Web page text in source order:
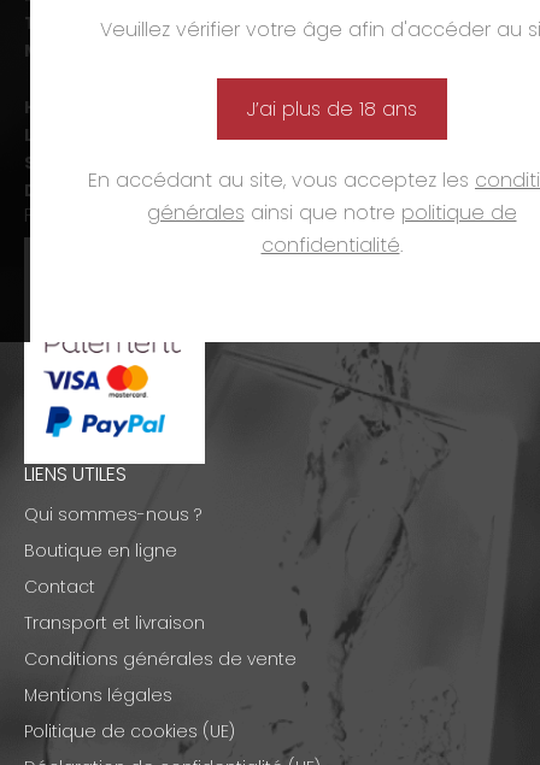
Veuillez vérifier votre âge afin d'accéder au
J’ai plus de 18 ans
En accédant au site, vous acceptez les
générales ainsi que notre politique de
confidentialité.
Tél. :
03 89 46 50 35
Mail :
Horaires d’ouverture :
Lun-ven. :
09h00-12h00 et 14h00-19h00
Sam. :
Dim. et jours fériés :fermé
PAIEMENTS
LIENS UTILES
Qui sommes-nous ?
Boutique en ligne
Contact
Transport et livraison
Conditions générales de vente
Mentions légales
Politique de cookies (UE)